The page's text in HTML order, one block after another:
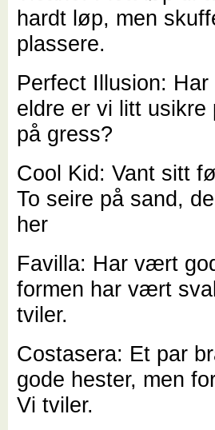
hardt løp, men
plassere.
Perfect Illusion:
eldre er vi litt
på gress?
Cool Kid: Vant sitt
To seire på sand,
her
Favilla: Har vært
formen har vært
tviler.
Costasera: Et par
gode hester, men
Vi tviler.